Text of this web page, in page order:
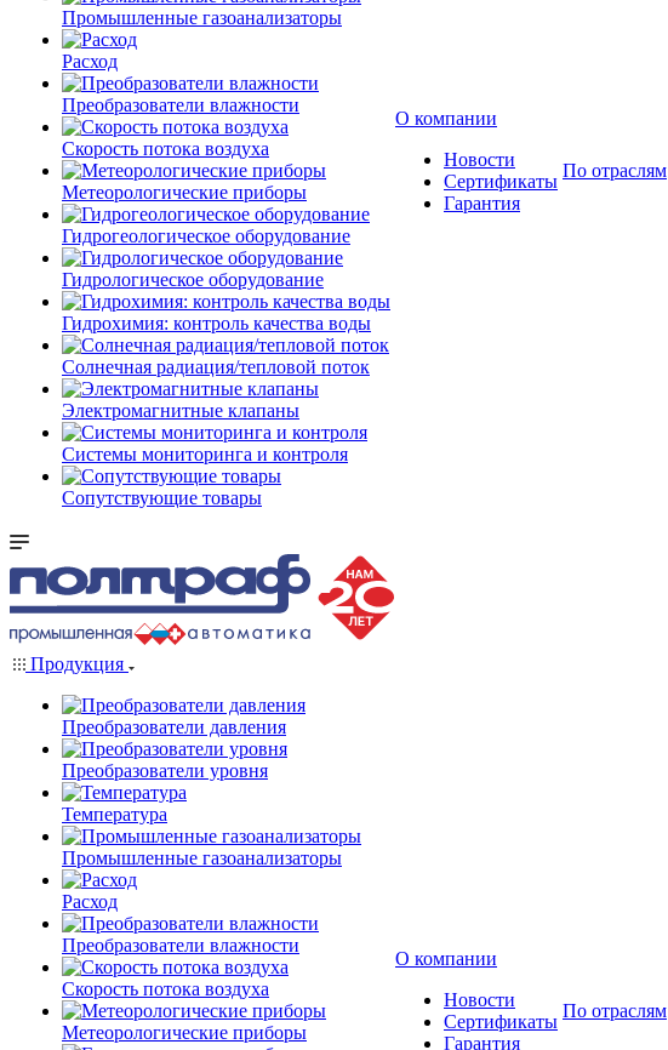
Промышленные газоанализаторы
Расход
Преобразователи влажности
Скорость потока воздуха
Метеорологические приборы
Гидрогеологическое оборудование
Гидрологическое оборудование
Гидрохимия: контроль качества воды
Солнечная радиация/тепловой поток
Электромагнитные клапаны
Системы мониторинга и контроля
Сопутствующие товары
О компании
Новости
Сертификаты
Гарантия
По отраслям
Продукция
Преобразователи давления
Преобразователи уровня
Температура
Промышленные газоанализаторы
Расход
Преобразователи влажности
Скорость потока воздуха
Метеорологические приборы
О компании
Новости
Сертификаты
Гарантия
По отраслям